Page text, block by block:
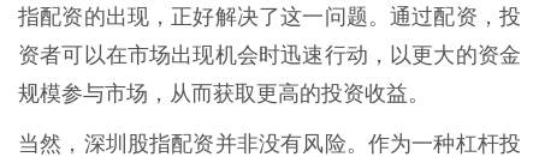
指配资的出现，正好解决了这一问题。通过配资，投
资者可以在市场出现机会时迅速行动，以更大的资金
规模参与市场，从而获取更高的投资收益。
当然，深圳股指配资并非没有风险。作为一种杠杆投